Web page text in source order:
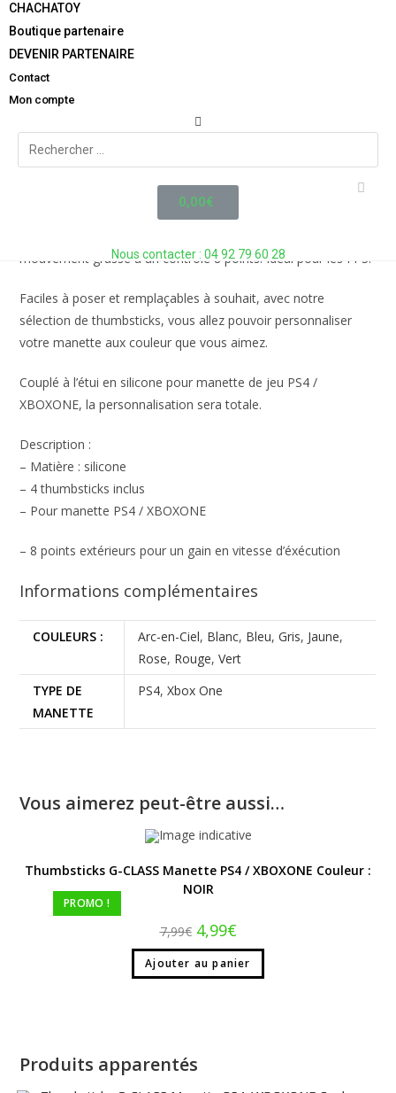
CHACHATOY
Boutique partenaire
DEVENIR PARTENAIRE
Contact
Mon compte
0,00€
Nous contacter : 04 92 79 60 28
INFORMATIONS COMPLÉMENTAIRES
Couvre-joysticks G-STITCH en silicone pour manettes PS4 /
XBOXONE
Ces thumbsticks sont des capuchons de protection pour
joysticks de manettes PS4 / XBOXONE. Ils permettent d’éviter
mouvement grasse à un contrôle 8 points. Idéal pour les FPS.
Faciles à poser et remplaçables à souhait, avec notre
sélection de thumbsticks, vous allez pouvoir personnaliser
votre manette aux couleur que vous aimez.
Couplé à l’étui en silicone pour manette de jeu PS4 /
XBOXONE, la personnalisation sera totale.
Description :
– Matière : silicone
– 4 thumbsticks inclus
– Pour manette PS4 / XBOXONE
– 8 points extérieurs pour un gain en vitesse d’éxécution
Informations complémentaires
COULEURS : Arc-en-Ciel, Blanc, Bleu,Gris, Jaune,
Rose, Rouge,Vert
TYPE DE
MANETTE
PS4,Xbox One
Vous aimerez peut-être aussi…
PROMO !
Thumbsticks G-CLASS Manette PS4 / XBOXONE Couleur :
NOIR
7,99€ 4,99€
Ajouter au panier
Produits apparentés